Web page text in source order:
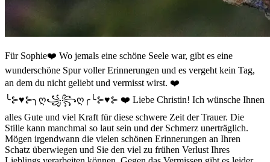
Für Sophie❤️ Wo jemals eine schöne Seele war, gibt es eine
wunderschöne Spur voller Erinnerungen und es vergeht kein Tag,
an dem du nicht geliebt und vermisst wirst. ❤️
╰⊱♥⊱╮ღ꧁꧂ღ╭╰⊱♥⊱ ❤️ Liebe Christin! Ich wünsche Ihnen
alles Gute und viel Kraft für diese schwere Zeit der Trauer. Die
Stille kann manchmal so laut sein und der Schmerz unerträglich.
Mögen irgendwann die vielen schönen Erinnerungen an Ihren
Schatz überwiegen und Sie den viel zu frühen Verlust Ihres